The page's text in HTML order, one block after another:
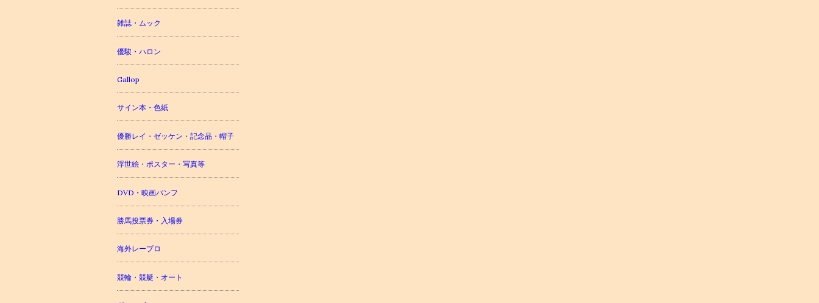
雑誌・ムック
優駿・ハロン
Gallop
サイン本・色紙
優勝レイ・ゼッケン・記念品・帽子
浮世絵・ポスター・写真等
DVD・映画パンフ
勝馬投票券・入場券
海外レープロ
競輪・競艇・オート